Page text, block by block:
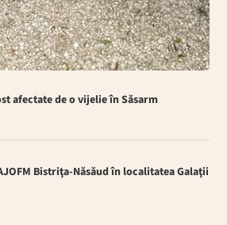
afectate de o vijelie în Săsarm
Bistriţa-Năsăud în localitatea Galaţii